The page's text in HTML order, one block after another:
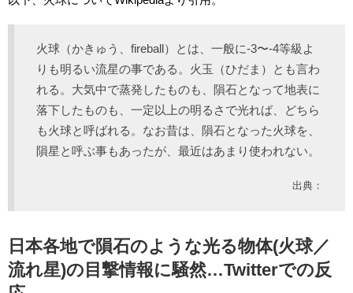
火球（かきゅう、fireball）とは、一般に-3〜-4等級よ
りも明るい流星の事である。火玉（ひだま）とも言わ
れる。大気中で蒸発したものも、隕石となって地表に
落下したものも、一定以上の明るさで光れば、どちら
も火球と呼ばれる。なお昔は、隕石となった火球を、
隕星と呼ぶ事もあったが、最近はあまり使われない。
出典：
日本各地で隕石のような光る物体(火球／
流れ星)の目撃情報に騒然…Twitterでの反